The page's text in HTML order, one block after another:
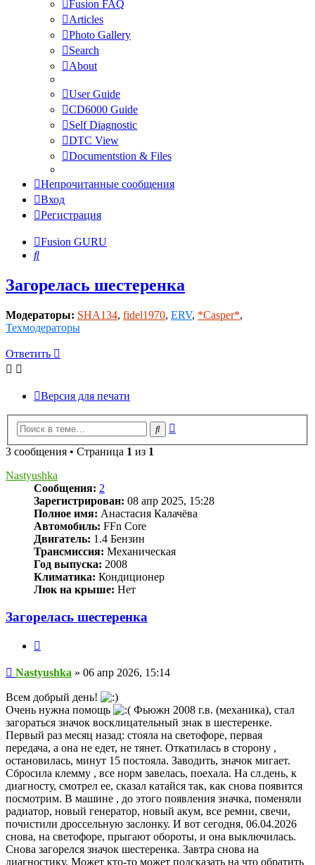
Fusion FAQ
Articles
Photo Gallery
Search
About
User Guide
CD6000 Guide
Self Diagnostic
DTC View
Documentstion & Files
Непрочитанные сообщения
Вход
Регистрация
Fusion GURU
Поиск
Загорелась шестеренка
Модераторы: SHA134, fidel1970, ERV, *Casper*,
Техмодераторы
Ответить
Версия для печати
Поиск
3 сообщения • Страница 1 из 1
Nastyushka
Сообщения: 2
Зарегистрирован: 08 апр 2025, 15:28
Полное имя: Анастасия Калачёва
Автомобиль: FFn Core
Двигатель: 1.4 Бензин
Трансмиссия: Механическая
Год выпуска: 2008
Климатика: Кондиционер
Люк на крыше: Нет
Загорелась шестеренка
Сообщение
Nastyushka » 06 апр 2026, 15:14
Всем добрый день!
Очень нужна помощь
Фьюжн 2008 г.в. (механика), стал
загораться значок восклицательный знак в шестеренке.
Первый раз месяц назад: стояла на светофоре, первая
передача, а она не едет, не тянет. Откатилась в сторону ,
остановилась, минут 15 постояла. Заводить, значок мигает.
Сбросила клемму , все норм завелась, поехала. На сл.день, к
диагносту, смотрел ее, сказал катайся так, как снова появится
посмотрим. В машине , до этого появления значка, поменяли
радиатор, новый генератор, новый акум, все ремни, свечи,
почистили дроссельную заслонку. И вот сегодня, 06.04.2026
снова, на светофоре, прыгают обороты, и она выключилась.
Снова загорелся значок шестеренка. Завтра снова на
диагностику. Может кто-то может подсказать на что обратить